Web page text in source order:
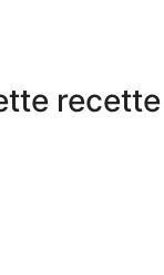
recette